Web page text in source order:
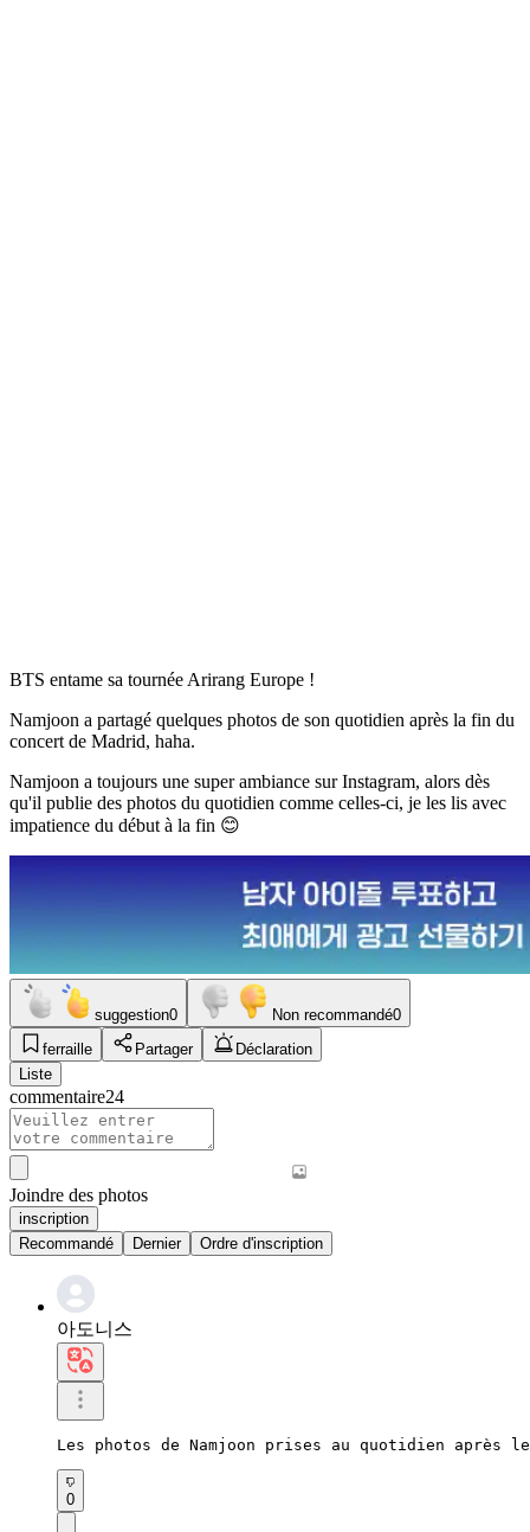
BTS entame sa tournée Arirang Europe !
Namjoon a partagé quelques photos de son quotidien après la fin du
concert de Madrid, haha.
Namjoon a toujours une super ambiance sur Instagram, alors dès
qu'il publie des photos du quotidien comme celles-ci, je les lis avec
impatience du début à la fin 😊
suggestion0 Non recommandé0
ferraille
Partager
Déclaration
Liste
commentaire24
Joindre des photos
inscription
Recommandé
Dernier Ordre d'inscription
아도니스
Les photos de Namjoon prises au quotidien
0